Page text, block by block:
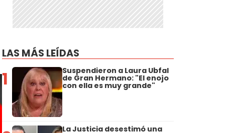
LAS MÁS LEÍDAS
1 Suspendieron a Laura Ubfal
de Gran Hermano: "El enojo
con ella es muy grande"
La Justicia desestimó una